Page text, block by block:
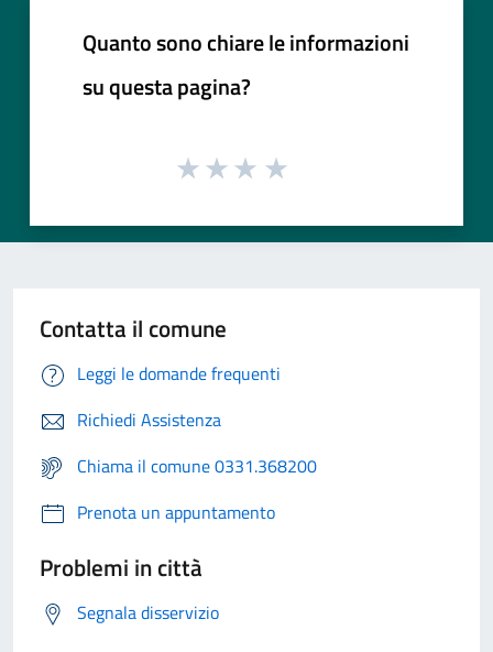
Quanto sono chiare le informazioni
su questa pagina?
Contatta il comune
Leggi le domande frequenti
Richiedi Assistenza
Chiama il comune 0331.368200
Prenota un appuntamento
Problemi in città
Segnala disservizio